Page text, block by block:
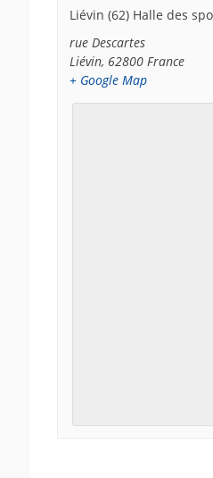
Liévin (62) Halle des
rue Descartes
Liévin, 62800 France
+ Google Map